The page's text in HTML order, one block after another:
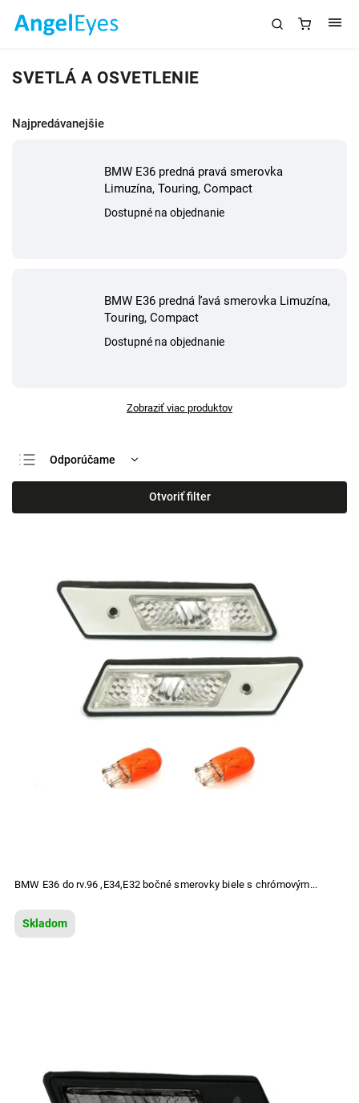
SVETLÁ A OSVETLENIE
Najpredávanejšie
BMW E36 predná pravá smerovka
Limuzína, Touring, Compact
Dostupné na objednanie
BMW E36 predná ľavá smerovka Limuzína,
Touring, Compact
Dostupné na objednanie
Zobraziť viac produktov
Odporúčame
Najlacnejšie
Najdrahšie
Otvoriť filter
BMW E36 do rv.96 ,E34,E32 bočné smerovky biele s chrómovým...
Skladom